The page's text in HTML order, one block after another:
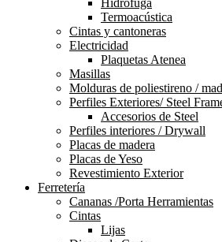
Termoacústica
Cintas y cantoneras
Electricidad
Plaquetas Atenea
Masillas
Molduras de poliestireno /
Perfiles Exteriores/ Steel
Accesorios de Steel
Perfiles interiores / Drywall
Placas de madera
Placas de Yeso
Revestimiento Exterior
Ferretería
Cananas /Porta Herramientas
Cintas
Lijas